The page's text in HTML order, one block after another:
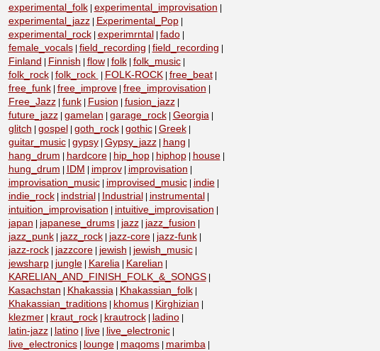
experimental_folk| experimental_improvisation
experimental_jazz| Experimental_Pop|
experimental_rock| experimrntal fado|
female_vocals| field_recording field_recording
Finland Finnish flow| folk| folk_music|
folk_rock| folk_rock FOLK-ROCK| free_beat|
free_funk| free_improve| free_improvisation
Free_Jazz| funk| Fusion fusion_jazz|
future_jazz| gamelan garage_rock| Georgia|
glitch gospel goth_rock| gothic| Greek|
guitar_music| gypsy| Gypsy_jazz| hang
hang_drum hardcore| hip_hop| hiphop| house|
hung_drum IDM improv| improvisation
improvisation_music| improvised_music| indie|
indie_rock| indstrial Industrial instrumental
intuition_improvisation intuitive_improvisation
japan japanese_drums| jazz| jazz_fusion
jazz_punk| jazz_rock| jazz-core| jazz-funk|
jazz-rock| jazzcore| jewish jewish_music|
jewsharp| jungle| Karelia| Karelian
KARELIAN_AND_FINISH_FOLK_&_SONGS|
Kasachstan Khakassia| Khakassian_folk|
Khakassian_traditions| khomus| Kirghizian
klezmer| kraut_rock| krautrock| ladino|
latin-jazz| latino| live| live_electronic|
live_electronics| lounge| maqoms| marimba|